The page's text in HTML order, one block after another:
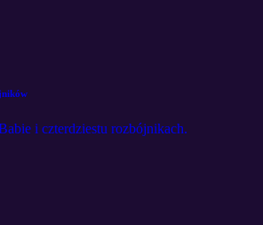
i czterdziestu rozbójnikach.